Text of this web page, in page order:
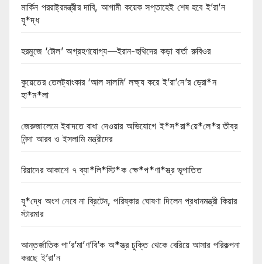
মার্কিন পররাষ্ট্রমন্ত্রীর দাবি, আগামী কয়েক সপ্তাহেই শেষ হবে ই’রা’ন
যু*দ্ধ
হরমুজে ‘টোল’ অগ্রহণযোগ্য—ইরান-হুথিদের কড়া বার্তা রুবিওর
কুয়েতের তেলট্যাংকার ‘আল সালমি’ লক্ষ্য করে ই’রা’নে’র ড্রো*ন
হা*ম*লা
জেরুজালেমে ইবাদতে বাধা দেওয়ার অভিযোগে ই*স*রা*য়ে*লে*র তীব্র
নিন্দা আরব ও ইসলামি মন্ত্রীদের
রিয়াদের আকাশে ৭ ব্যা*লি*স্টি*ক ক্ষে*প*ণা*স্ত্র ভূপাতিত
যু*দ্ধে অংশ নেবে না ব্রিটেন, পরিষ্কার ঘোষণা দিলেন প্রধানমন্ত্রী কিয়ার
স্টারমার
আন্তর্জাতিক পা’র’মা’ণ’বি’ক অ*স্ত্র চুক্তি থেকে বেরিয়ে আসার পরিকল্পনা
করছে ই’রা’ন